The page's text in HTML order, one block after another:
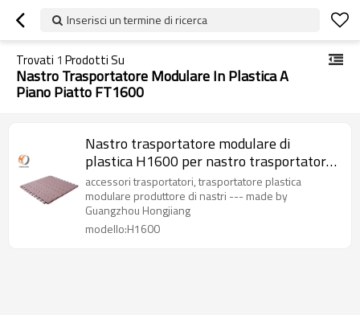
Inserisci un termine di ricerca
Trovati 1 Prodotti Su
Nastro Trasportatore Modulare In Plastica A
Piano Piatto FT1600
Nastro trasportatore modulare di
plastica H1600 per nastro trasportatore
/ nastro trasportatore casalingo
utilizzato
accessori trasportatori, trasportatore plastica
modulare produttore di nastri --- made by
Guangzhou Hongjiang
modello:H1600